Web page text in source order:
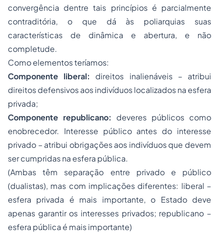
convergência dentre tais princípios é parcialmente
contraditória, o que dá às poliarquias suas
características de dinâmica e abertura, e não
completude.
Como elementos teríamos:
Componente liberal: direitos inalienáveis – atribui
direitos defensivos aos indivíduos localizados na esfera
privada;
Componente republicano: deveres públicos como
enobrecedor. Interesse público antes do interesse
privado – atribui obrigações aos indivíduos que devem
ser cumpridas na esfera pública.
(Ambas têm separação entre privado e público
(dualistas), mas com implicações diferentes: liberal –
esfera privada é mais importante, o Estado deve
apenas garantir os interesses privados; republicano –
esfera pública é mais importante)